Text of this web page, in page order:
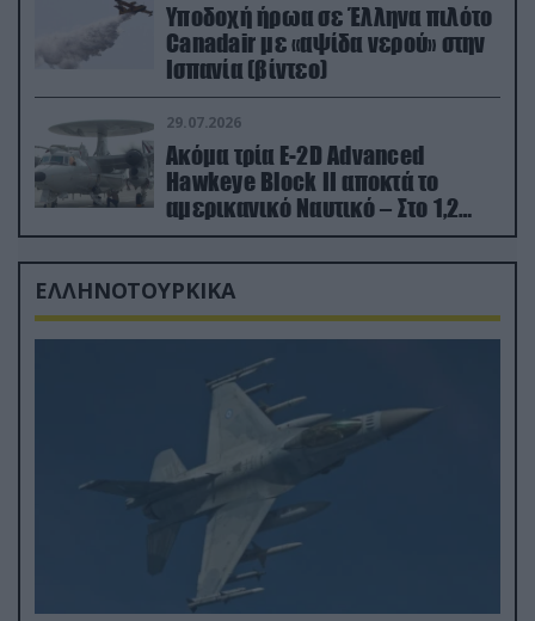
Υποδοχή ήρωα σε Έλληνα πιλότο
Canadair με «αψίδα νερού» στην
Ισπανία (βίντεο)
29.07.2026
Ακόμα τρία E-2D Advanced
Hawkeye Block II αποκτά το
αμερικανικό Ναυτικό – Στο 1,2
δισ.δολάρια το κόστος
ΕΛΛΗΝΟΤΟΥΡΚΙΚΑ